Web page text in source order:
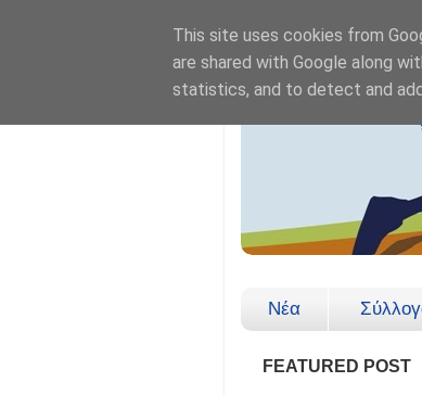
Νέα
FEATURED POST
This site uses cookies from
are shared with Google along
statistics, and to detect and